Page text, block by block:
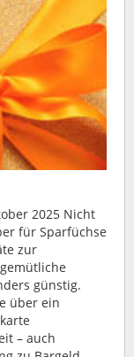
2025 Nicht
für Sparfüchse
zur
günstig.
über ein
– auch